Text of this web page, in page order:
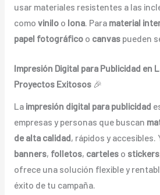
usar materiales resistentes a las
como viniloo lona. Para material
papel fotográficoo canvaspueden
Impresión Digital para Publicidad en
Proyectos Exitosos🎉
La impresión digital para publicidad
empresas y personas que buscan
de alta calidad, rápidos y accesibles.
banners, folletos, carteleso stickers
ofrece una solución flexible y
éxito de tu campaña.